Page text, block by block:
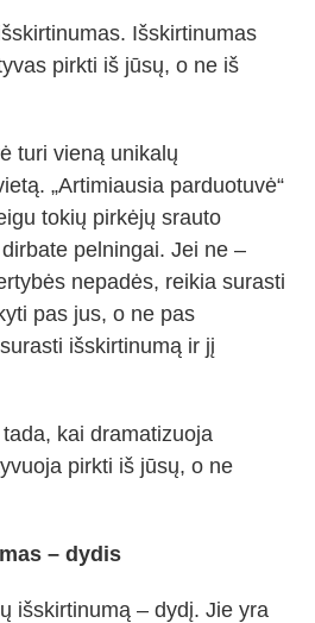
Išskirtinumas
pirkti iš jūsų, o ne iš
turi vieną unikalų
„Artimiausia parduotuvė“
tokių pirkėjų srauto
pelningai. Jei ne –
nepadės, reikia surasti
pas jus, o ne pas
išskirtinumą ir jį
kai dramatizuoja
pirkti iš jūsų, o ne
– dydis
išskirtinumą – dydį. Jie yra